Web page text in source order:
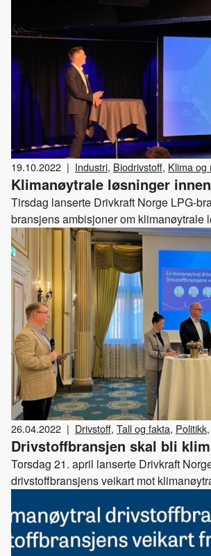
19.10.2022 | Industri, Biodrivstoff, Klima og
Norge, Gass
Klimanøytrale løsninger
Tirsdag lanserte Drivkraft Norge LPG-
bransjens ambisjoner om klimanøytrale
2050. Med veikartet ønsker vi å vise
LPG, basert på fornybare råstoffer, kan
grønne omstillingsmål.
26.04.2022 | Drivstoff, Tall og fakta, Politikk,
Biodrivstoff, Diesel ,Klima og
Arrangementer
Drivstoffbransjen skal bli
Torsdag 21. april lanserte Drivkraft
drivstoffbransjens veikart mot
skal bli ikke-fossil blir krevende, men det
administrerende direktør i Drivkraft
Nebben.